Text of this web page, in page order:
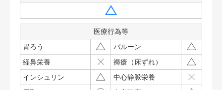
医療行為等
胃ろう
バルーン
経鼻栄養
褥瘡（床ずれ）
インシュリン
中心静脈栄養